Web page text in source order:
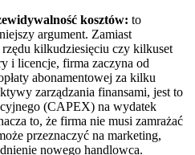
kosztów: to
argument. Zamiast
kilkudziesięciu czy kilkuset
i licencje, firma zaczyna od
abonamentowej za kilku
zarządzania finansami, jest to
(CAPEX) na wydatek
to, że firma nie musi zamrażać
przeznaczyć na marketing,
nowego handlowca.